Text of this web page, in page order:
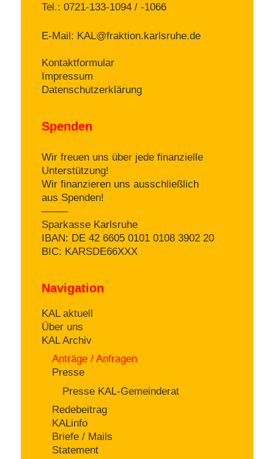
Tel.: 0721-133-1094 / -1066
E-Mail: KAL@fraktion.karlsruhe.de
Kontaktformular
Impressum
Datenschutzerklärung
Spenden
Wir freuen uns über jede finanzielle
Unterstützung!
Wir finanzieren uns ausschließlich
aus Spenden!
——–
Sparkasse Karlsruhe
IBAN: DE 42 6605 0101 0108 3902 20
BIC: KARSDE66XXX
Navigation
KAL aktuell
Über uns
KAL Archiv
Anträge / Anfragen
Presse
Presse KAL-Gemeinderat
Redebeitrag
KALinfo
Briefe / Mails
Statement